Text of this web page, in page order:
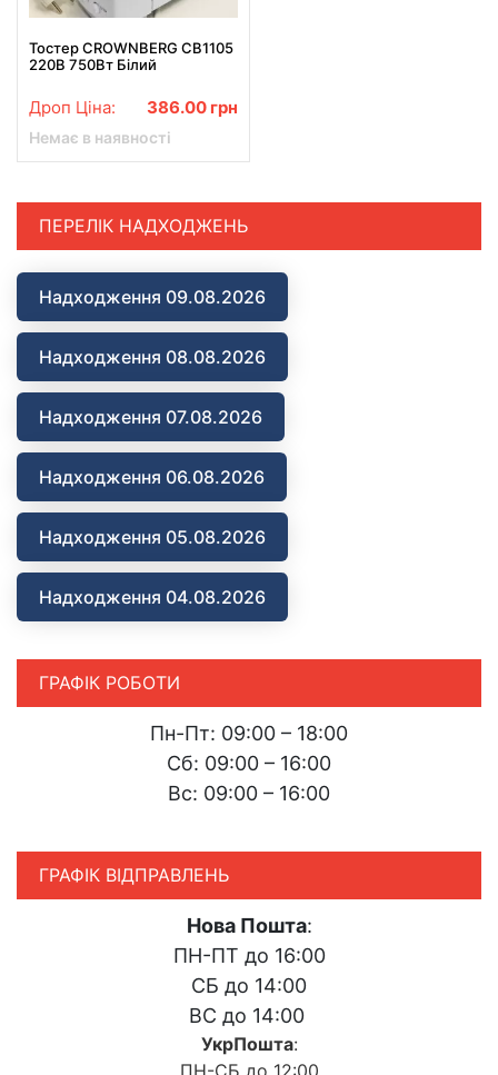
Тостер CROWNBERG CB1105
220В 750Вт Білий
Дроп Ціна: 386.00 грн
Немає в наявності
ПЕРЕЛІК НАДХОДЖЕНЬ
Надходження 09.08.2026
Надходження 08.08.2026
Надходження 07.08.2026
Надходження 06.08.2026
Надходження 05.08.2026
Надходження 04.08.2026
ГРАФІК РОБОТИ
Пн-Пт: 09:00 – 18:00
Сб: 09:00 – 16:00
Вс: 09:00 – 16:00
ГРАФІК ВІДПРАВЛЕНЬ
Нова Пошта:
ПН-ПТ до 16:00
СБ до 14:00
ВС до 14:00
УкрПошта: